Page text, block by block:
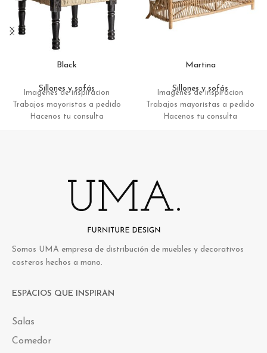
Black
Sillones y sofás
Imagenes de inspiracion
Trabajos mayoristas a pedido
Hacenos tu consulta
Martina
Sillones y sofás
Imagenes de inspiracion
Trabajos mayoristas a pedido
Hacenos tu consulta
Somos UMA empresa de distribución de muebles y decorativos
costeros hechos a mano.
ESPACIOS QUE INSPIRAN
Salas
Comedor